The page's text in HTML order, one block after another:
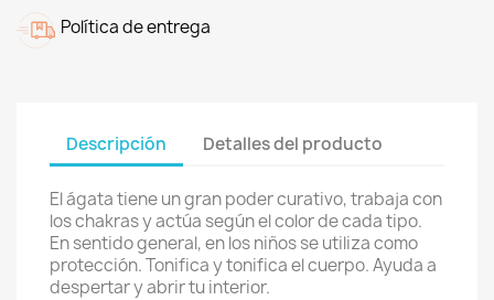
Política de entrega
Descripción Detalles del producto
El ágata tiene un gran poder curativo, trabaja con
los chakras y actúa según el color de cada tipo.
En sentido general, en los niños se utiliza como
protección. Tonifica y tonifica el cuerpo. Ayuda a
despertar y abrir tu interior.